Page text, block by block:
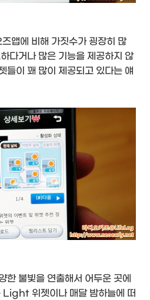
앱에 비해 가짓수가 굉장히 많
다거나 많은 기능을 제공하지 않
들이 꽤 많이 제공되고 있다는 얘
한 불빛을 연출해서 어두운 곳에
Light 위젯이나 매달 밤하늘에 떠